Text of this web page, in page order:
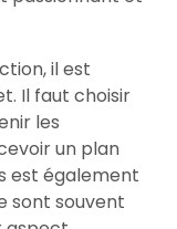
il est
Il faut choisir
les
un plan
est également
sont souvent